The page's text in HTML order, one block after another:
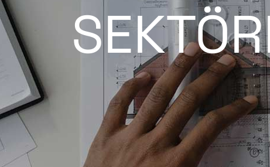
MARİNE ARMATÜRLERİ
KANOPİ ARMATÜRLERİ